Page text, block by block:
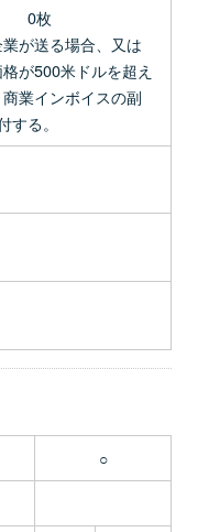
0枚
が送る場合、又は
が500米ドルを超え
業インボイスの副
する。
○